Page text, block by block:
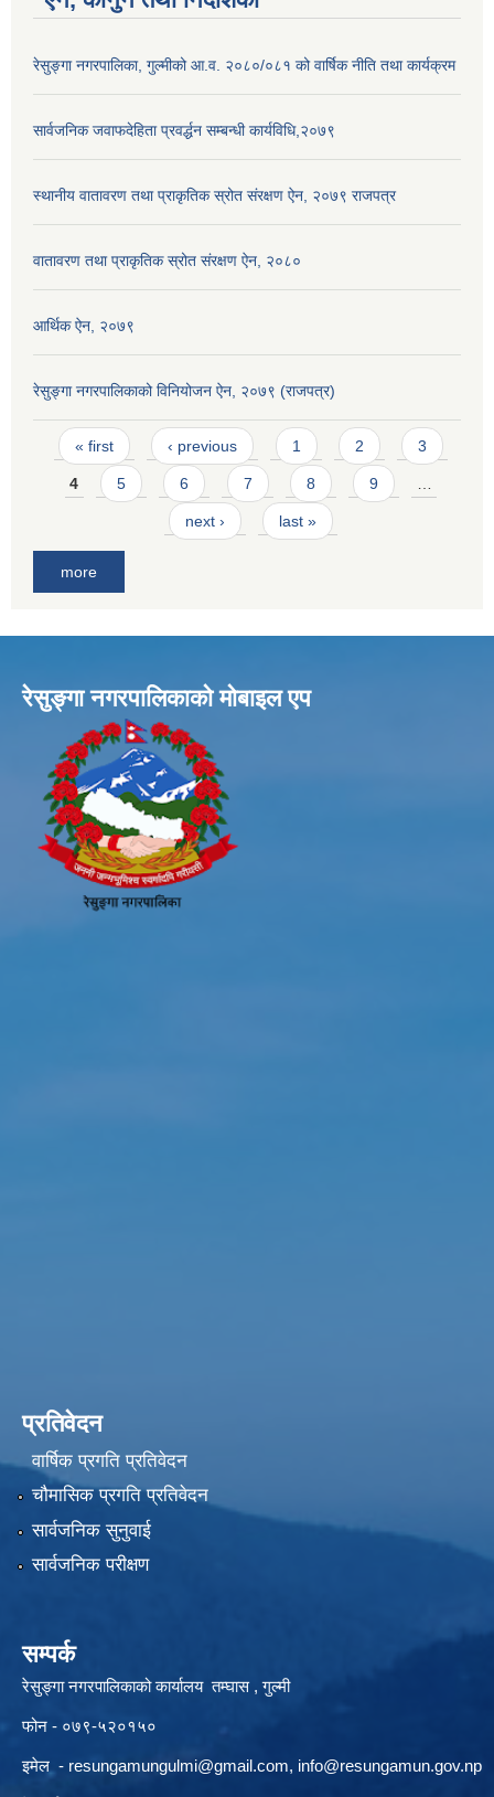
रेसुङ्गा नगरपालिका, गुल्मीको आ.व. २०८०/०८१ को वार्षिक नीति तथा कार्यक्रम
सार्वजनिक जवाफदेहिता प्रवर्द्धन सम्बन्धी कार्यविधि,२०७९
स्थानीय वातावरण तथा प्राकृतिक स्रोत संरक्षण ऐन, २०७९ राजपत्र
वातावरण तथा प्राकृतिक स्रोत संरक्षण ऐन, २०८०
आर्थिक ऐन, २०७९
रेसुङ्गा नगरपालिकाको विनियोजन ऐन, २०७९ (राजपत्र)
Pages
« first ‹ previous 1 2 3
4 5 6 7 8 9
next › last »
more
रेसुङ्गा नगरपालिकाकाे माेबाइल एप
प्रतिवेदन
वार्षिक प्रगति प्रतिवेदन
चौमासिक प्रगति प्रतिवेदन
सार्वजनिक सुनुवाई
सार्वजनिक परीक्षण
सम्पर्क
रेसुङ्गा नगरपालिकाको कार्यालय तम्घास , गुल्मी
फोन - ०७९-५२०१५०
इमेल - resungamungulmi@gmail.com, info@resungamun.gov.np